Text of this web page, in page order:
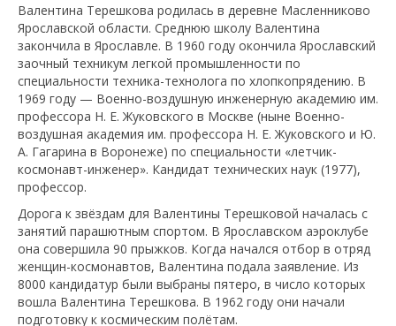
Валентина Терешкова родилась в деревне Масленниково
Ярославской области. Среднюю школу Валентина
закончила в Ярославле. В 1960 году окончила Ярославский
заочный техникум легкой промышленности по
специальности техника-технолога по хлопкопрядению. В
1969 году — Военно-воздушную инженерную академию им.
профессора Н. Е. Жуковского в Москве (ныне Военно-
воздушная академия им. профессора Н. Е. Жуковского и Ю.
А. Гагарина в Воронеже) по специальности «летчик-
космонавт-инженер». Кандидат технических наук (1977),
профессор.
Дорога к звёздам для Валентины Терешковой началась с
занятий парашютным спортом. В Ярославском аэроклубе
она совершила 90 прыжков. Когда начался отбор в отряд
женщин-космонавтов, Валентина подала заявление. Из
8000 кандидатур были выбраны пятеро, в число которых
вошла Валентина Терешкова. В 1962 году они начали
подготовку к космическим полётам.